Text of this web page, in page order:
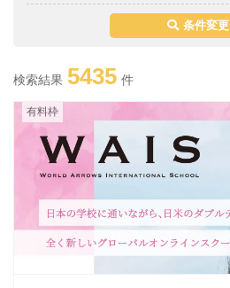
条件変更
検索結果 5435 件
有料枠